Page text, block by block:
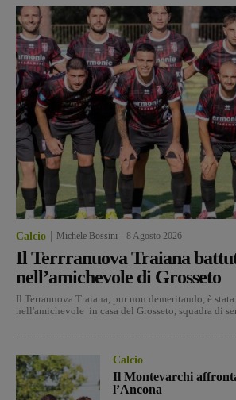
Calcio Michele Bossini 8 Agosto 2026
Il Terrranuova Traiana
nell’amichevole di Grosseto
Il Terranuova Traiana, pur non demeritando, è
nell'amichevole in casa del Grosseto, squadra di
Calcio
Il Montevarchi
l’Ancona